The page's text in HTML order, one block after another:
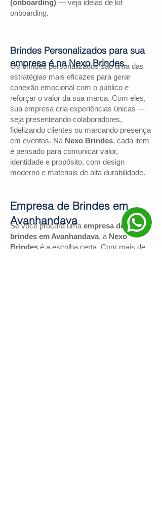
(onboarding) — veja ideias de kit
onboarding.
Os brindes personalizados são uma das
estratégias mais eficazes para gerar
conexão emocional com o público e
reforçar o valor da sua marca. Com eles,
sua empresa cria experiências únicas —
seja presenteando colaboradores,
fidelizando clientes ou marcando presença
em eventos. Na Nexo Brindes, cada item
é pensado para comunicar valor,
identidade e propósito, com design
moderno e materiais de alta durabilidade.
Se você procura uma empresa de
brindes em Avanhandava, a Nexo
Brindes é a escolha certa. Com mais de
Brindes Personalizados para sua
empresa é na Nexo Brindes.
Empresa de Brindes em
Avanhandava